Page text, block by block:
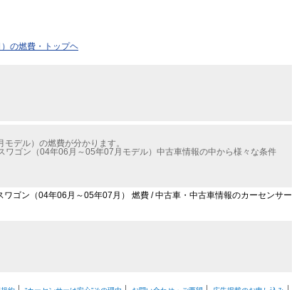
の燃費・トップヘ
デル）の燃費が分かります。
ゴン（04年06月～05年07月モデル）中古車情報の中から様々な条件
ワゴン（04年06月～05年07月） 燃費 / 中古車・中古車情報のカーセンサー